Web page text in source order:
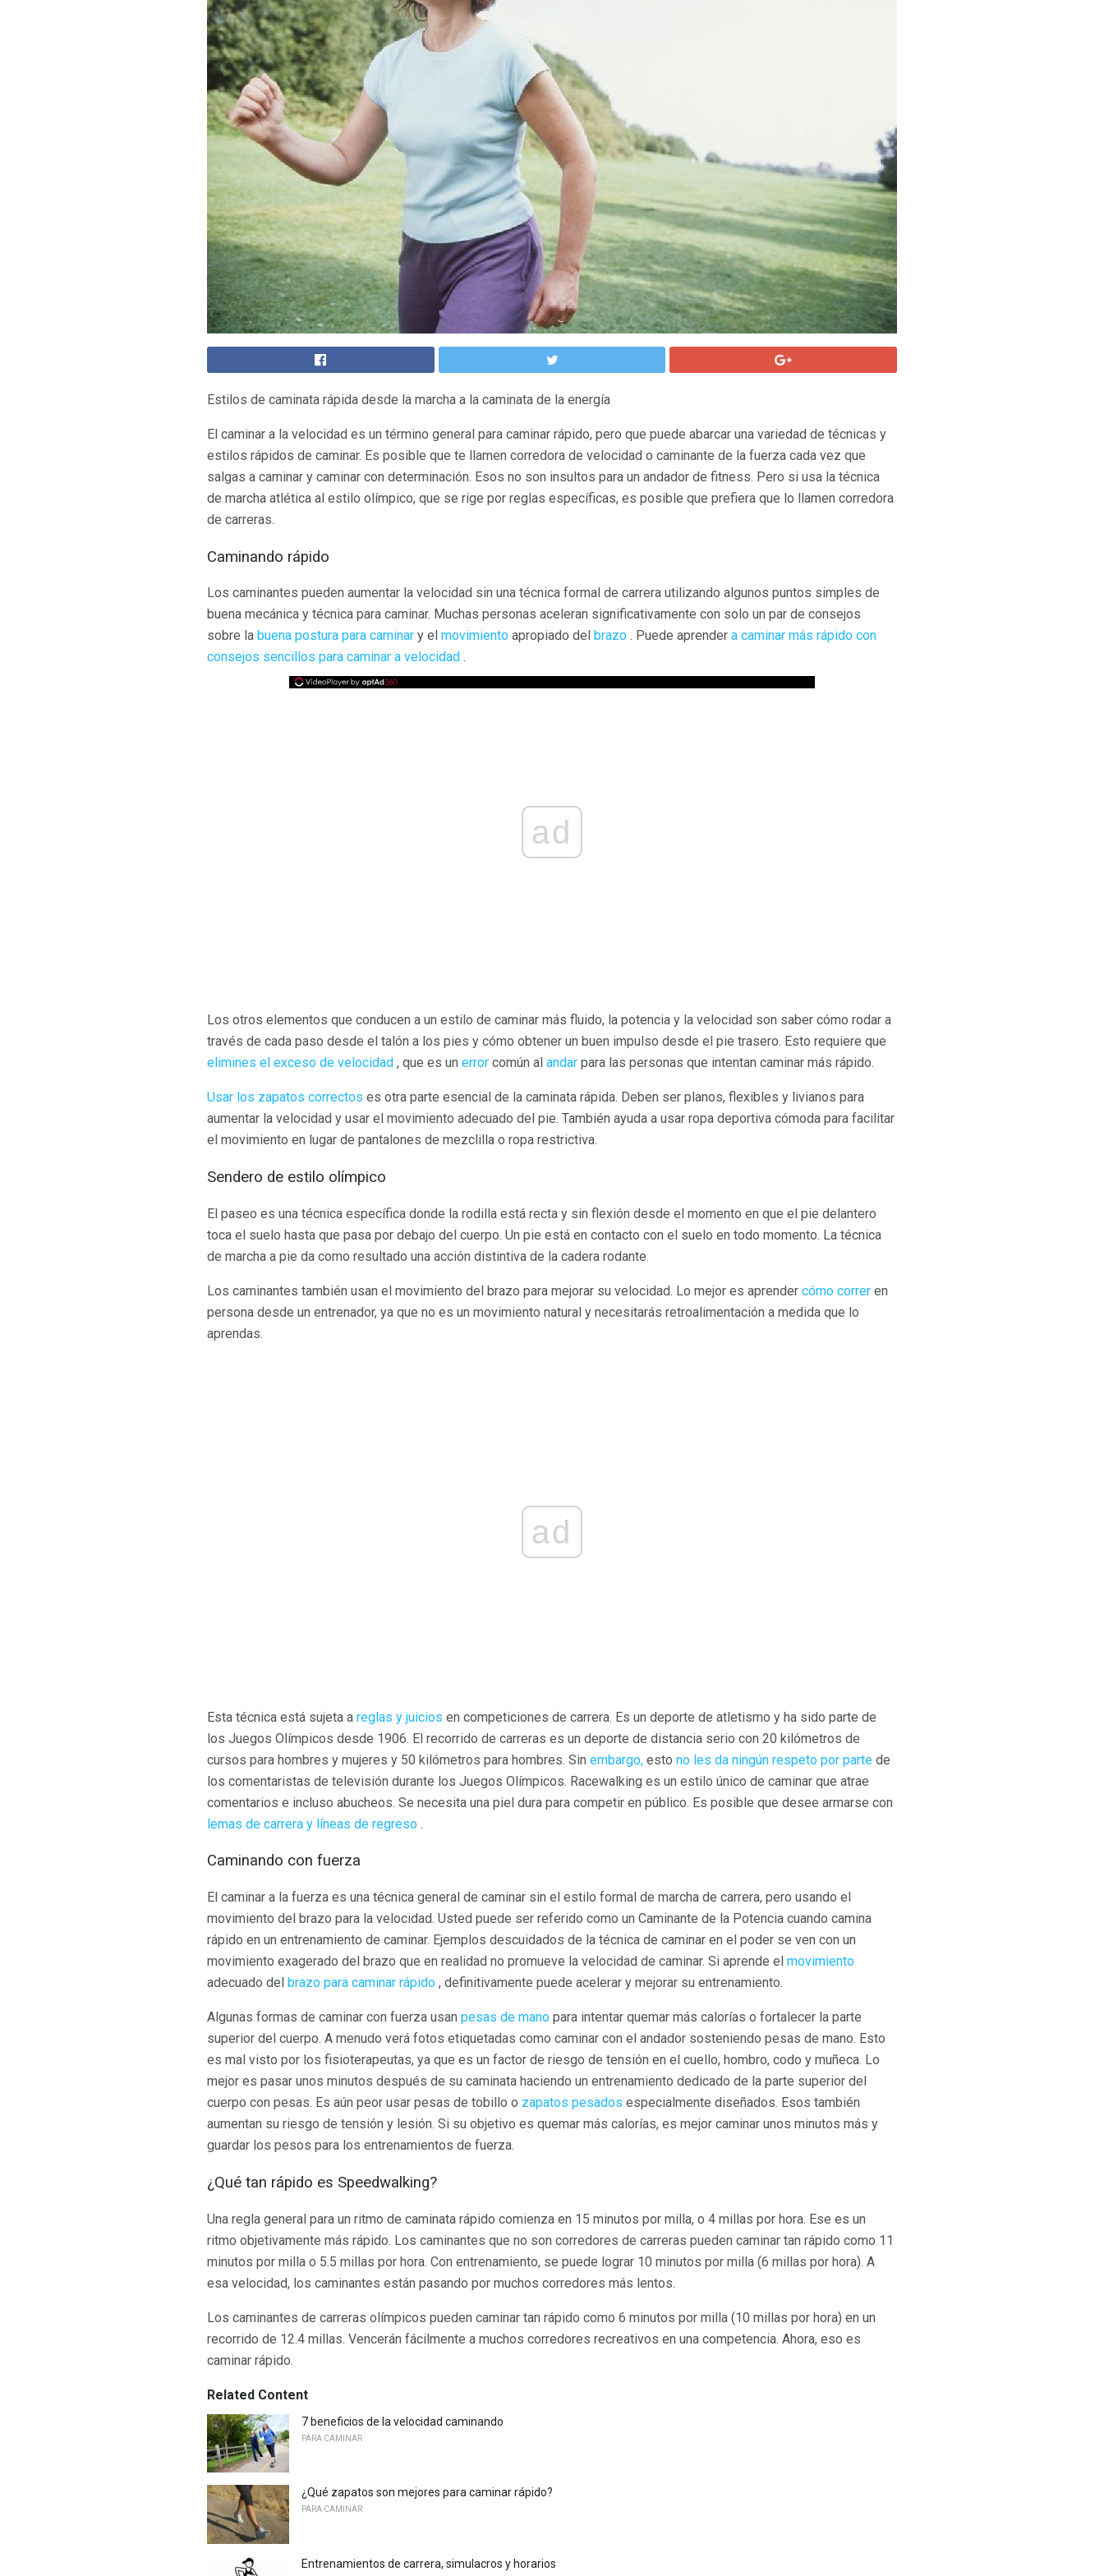
Estilos de caminata rápida desde la marcha a la caminata de la energía
El caminar a la velocidad es un término general para caminar rápido, pero que puede abarcar una variedad de técnicas y
estilos rápidos de caminar. Es posible que te llamen corredora de velocidad o caminante de la fuerza cada vez que
salgas a caminar y caminar con determinación. Esos no son insultos para un andador de fitness. Pero si usa la técnica
de marcha atlética al estilo olímpico, que se rige por reglas específicas, es posible que prefiera que lo llamen corredora
de carreras.
Caminando rápido
Los caminantes pueden aumentar la velocidad sin una técnica formal de carrera utilizando algunos puntos simples de
buena mecánica y técnica para caminar. Muchas personas aceleran significativamente con solo un par de consejos
sobre la buena postura para caminar y el movimiento apropiado del brazo . Puede aprender a caminar más rápido con
consejos sencillos para caminar a velocidad .
ad
Los otros elementos que conducen a un estilo de caminar más fluido, la potencia y la velocidad son saber cómo rodar a
través de cada paso desde el talón a los pies y cómo obtener un buen impulso desde el pie trasero. Esto requiere que
elimines el exceso de velocidad , que es un error común al andar para las personas que intentan caminar más rápido.
Usar los zapatos correctos es otra parte esencial de la caminata rápida. Deben ser planos, flexibles y livianos para
aumentar la velocidad y usar el movimiento adecuado del pie. También ayuda a usar ropa deportiva cómoda para facilitar
el movimiento en lugar de pantalones de mezclilla o ropa restrictiva.
Sendero de estilo olímpico
El paseo es una técnica específica donde la rodilla está recta y sin flexión desde el momento en que el pie delantero
toca el suelo hasta que pasa por debajo del cuerpo. Un pie está en contacto con el suelo en todo momento. La técnica
de marcha a pie da como resultado una acción distintiva de la cadera rodante.
Los caminantes también usan el movimiento del brazo para mejorar su velocidad. Lo mejor es aprender cómo correr en
persona desde un entrenador, ya que no es un movimiento natural y necesitarás retroalimentación a medida que lo
aprendas.
ad
Esta técnica está sujeta a reglas y juicios en competiciones de carrera. Es un deporte de atletismo y ha sido parte de
los Juegos Olímpicos desde 1906. El recorrido de carreras es un deporte de distancia serio con 20 kilómetros de
cursos para hombres y mujeres y 50 kilómetros para hombres. Sin embargo, esto no les da ningún respeto por parte de
los comentaristas de televisión durante los Juegos Olímpicos. Racewalking es un estilo único de caminar que atrae
comentarios e incluso abucheos. Se necesita una piel dura para competir en público. Es posible que desee armarse con
lemas de carrera y líneas de regreso .
Caminando con fuerza
El caminar a la fuerza es una técnica general de caminar sin el estilo formal de marcha de carrera, pero usando el
movimiento del brazo para la velocidad. Usted puede ser referido como un Caminante de la Potencia cuando camina
rápido en un entrenamiento de caminar. Ejemplos descuidados de la técnica de caminar en el poder se ven con un
movimiento exagerado del brazo que en realidad no promueve la velocidad de caminar. Si aprende el movimiento
adecuado del brazo para caminar rápido , definitivamente puede acelerar y mejorar su entrenamiento.
Algunas formas de caminar con fuerza usan pesas de mano para intentar quemar más calorías o fortalecer la parte
superior del cuerpo. A menudo verá fotos etiquetadas como caminar con el andador sosteniendo pesas de mano. Esto
es mal visto por los fisioterapeutas, ya que es un factor de riesgo de tensión en el cuello, hombro, codo y muñeca. Lo
mejor es pasar unos minutos después de su caminata haciendo un entrenamiento dedicado de la parte superior del
cuerpo con pesas. Es aún peor usar pesas de tobillo o zapatos pesados especialmente diseñados. Esos también
aumentan su riesgo de tensión y lesión. Si su objetivo es quemar más calorías, es mejor caminar unos minutos más y
guardar los pesos para los entrenamientos de fuerza.
¿Qué tan rápido es Speedwalking?
Una regla general para un ritmo de caminata rápido comienza en 15 minutos por milla, o 4 millas por hora. Ese es un
ritmo objetivamente más rápido. Los caminantes que no son corredores de carreras pueden caminar tan rápido como 11
minutos por milla o 5.5 millas por hora. Con entrenamiento, se puede lograr 10 minutos por milla (6 millas por hora). A
esa velocidad, los caminantes están pasando por muchos corredores más lentos.
Los caminantes de carreras olímpicos pueden caminar tan rápido como 6 minutos por milla (10 millas por hora) en un
recorrido de 12.4 millas. Vencerán fácilmente a muchos corredores recreativos en una competencia. Ahora, eso es
caminar rápido.
Related Content
7 beneficios de la velocidad caminando
PARA CAMINAR
¿Qué zapatos son mejores para caminar rápido?
PARA CAMINAR
Entrenamientos de carrera, simulacros y horarios